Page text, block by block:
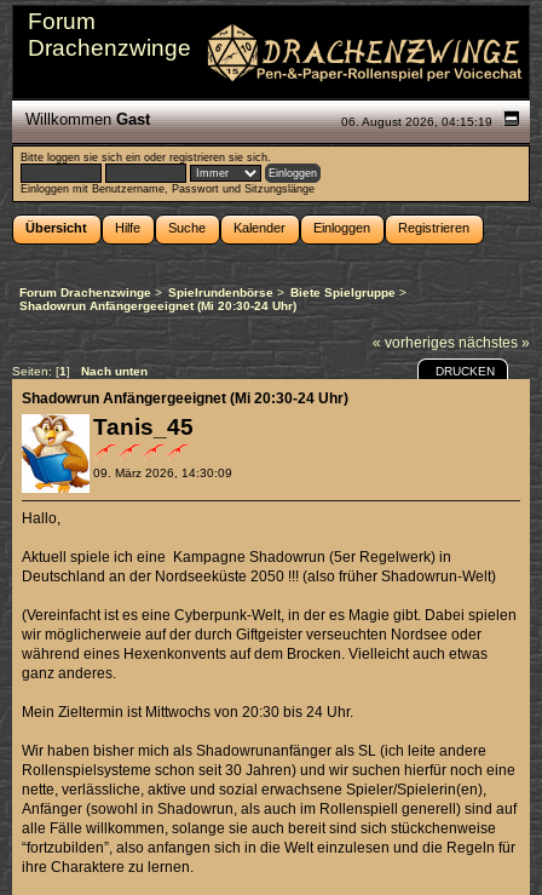
Forum
Drachenzwinge
06. August 2026, 04:15:19
WillkommenGast
Bitte loggen sie sich ein oderregistrieren sie sich.
Einloggen mit Benutzername, Passwort und Sitzungslänge
Übersicht Hilfe Suche Kalender Einloggen Registrieren
Forum Drachenzwinge > Spielrundenbörse> Biete Spielgruppe>
Shadowrun Anfängergeeignet (Mi 20:30-24 Uhr)
« vorheriges nächstes »
Seiten: [1] Nach unten DRUCKEN
Tanis_45
09. März 2026, 14:30:09
Shadowrun Anfängergeeignet (Mi 20:30-24 Uhr)
Hallo,
Aktuell spiele ich eine Kampagne Shadowrun (5er Regelwerk) in
Deutschland an der Nordseeküste 2050 !!! (also früher Shadowrun-Welt)
(Vereinfacht ist es eine Cyberpunk-Welt, in der es Magie gibt. Dabei spielen
wir möglicherweie auf der durch Giftgeister verseuchten Nordsee oder
während eines Hexenkonvents auf dem Brocken. Vielleicht auch etwas
ganz anderes.
Mein Zieltermin ist Mittwochs von 20:30 bis 24 Uhr.
Wir haben bisher mich als Shadowrunanfänger als SL (ich leite andere
Rollenspielsysteme schon seit 30 Jahren) und wir suchen hierfür noch eine
nette, verlässliche, aktive und sozial erwachsene Spieler/Spielerin(en),
Anfänger (sowohl in Shadowrun, als auch im Rollenspiell generell) sind auf
alle Fälle willkommen, solange sie auch bereit sind sich stückchenweise
“fortzubilden”, also anfangen sich in die Welt einzulesen und die Regeln für
ihre Charaktere zu lernen.